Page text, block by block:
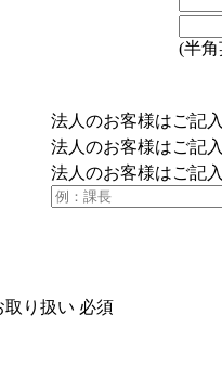
(半
法人のお客様はご記
法人のお客様はご記
法人のお客様はご記
取り扱い 必須